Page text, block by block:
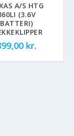
A/S HTG
(3.6V
BATTERI)
kr.